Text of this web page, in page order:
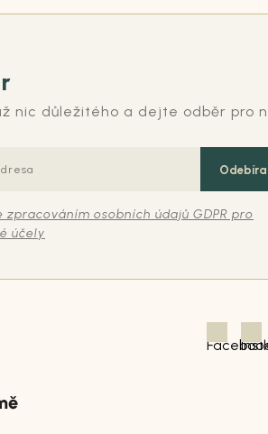
nic důležitého a dejte odběr pro
zpracováním osobních údajů GDPR pro
účely